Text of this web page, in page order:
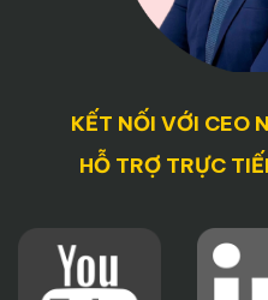
KẾT NỐI VỚI CEO
HỖ TRỢ TRỰC